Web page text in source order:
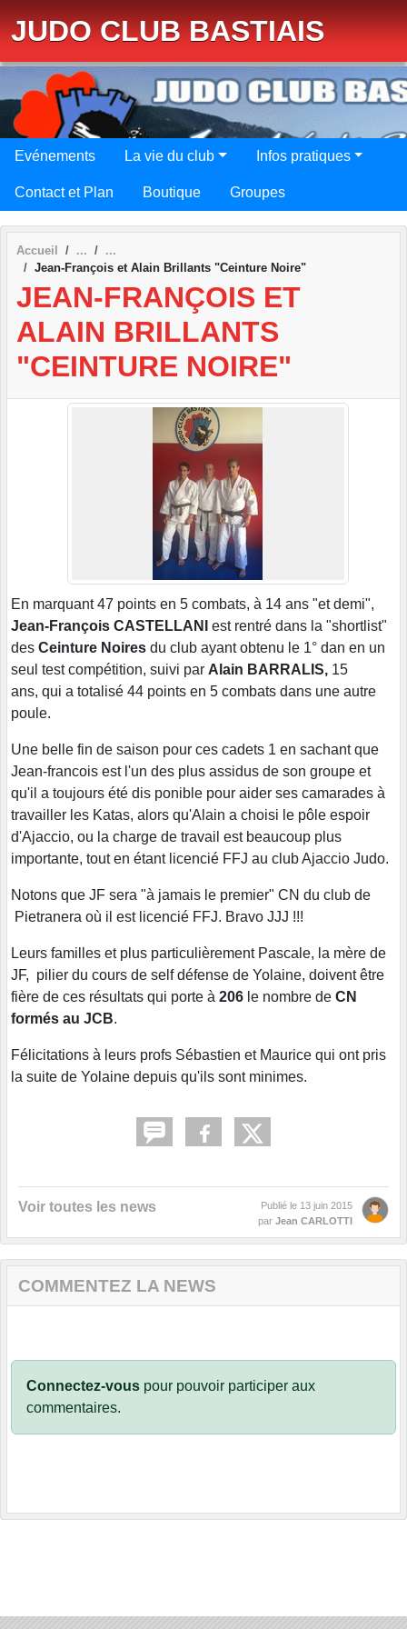
JUDO CLUB BASTIAIS
Evénements La vie du club Infos pratiques
Contact et Plan Boutique Groupes
Accueil
Jean-François et Alain Brillants "Ceinture Noire"
JEAN-FRANÇOIS ET
ALAIN BRILLANTS
"CEINTURE NOIRE"
En marquant 47 points en 5 combats, à 14 ans "et demi",
Jean-François CASTELLANI
est rentré dans la "shortlist"
des Ceinture Noires du club ayant obtenu le 1° dan en un
seul test compétition, suivi par Alain BARRALIS, 15
ans, qui a totalisé 44 points en 5 combats dans une autre
poule.
Une belle fin de saison pour ces cadets 1 en sachant que
Jean-francois est l'un des plus assidus de son groupe et
qu'il a toujours été dis ponible pour aider ses camarades à
travailler les Katas, alors qu'Alain a choisi le pôle espoir
d'Ajaccio, ou la charge de travail est beaucoup plus
importante, tout en étant licencié FFJ au club Ajaccio Judo.
Notons que JF sera "à jamais le premier" CN du club de
Pietranera où il est licencié FFJ. Bravo JJJ !!!
Leurs familles et plus particulièrement Pascale, la mère de
JF, pilier du cours de self défense de Yolaine, doivent être
fière de ces résultats qui porte à 206 le nombre de CN
formés au JCB.
Félicitations à leurs profs Sébastien et Maurice qui ont pris
la suite de Yolaine depuis qu'ils sont minimes.
Voir toutes les news Publié le 13 juin 2015
par Jean CARLOTTI
COMMENTEZ LA NEWS
Connectez-vous pour pouvoir participer aux
commentaires.